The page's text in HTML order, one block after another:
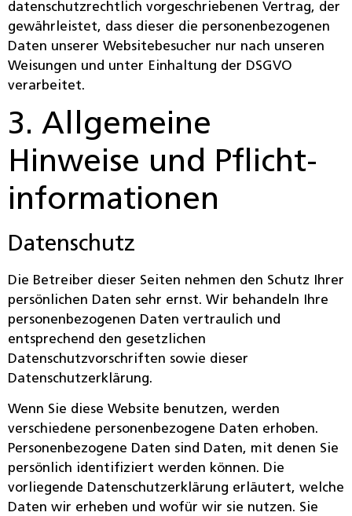
datenschutzrechtlich vorgeschriebenen Vertrag, der
gewährleistet, dass dieser die personenbezogenen
Daten unserer Websitebesucher nur nach unseren
Weisungen und unter Einhaltung der DSGVO
verarbeitet.
3. Allgemeine
Hinweise und Pflicht­
informationen
Datenschutz
Die Betreiber dieser Seiten nehmen den Schutz Ihrer
persönlichen Daten sehr ernst. Wir behandeln Ihre
personenbezogenen Daten vertraulich und
entsprechend den gesetzlichen
Datenschutzvorschriften sowie dieser
Datenschutzerklärung.
Wenn Sie diese Website benutzen, werden
verschiedene personenbezogene Daten erhoben.
Personenbezogene Daten sind Daten, mit denen Sie
persönlich identifiziert werden können. Die
vorliegende Datenschutzerklärung erläutert, welche
Daten wir erheben und wofür wir sie nutzen. Sie